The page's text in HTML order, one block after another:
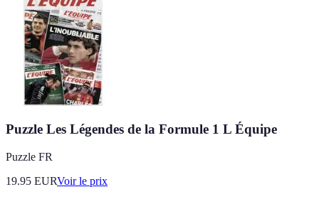
Puzzle Les Légendes de la Formule 1 L Équipe
Puzzle FR
19.95 EURVoir le prix